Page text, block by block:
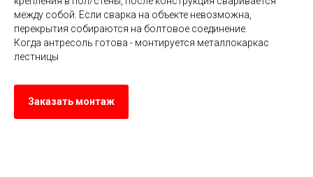
между собой. Если сварка на объекте невозможна,
перекрытия собираются на болтовое соединение.
Когда антресоль готова - монтируется металлокаркас
лестницы
Заказать монтаж